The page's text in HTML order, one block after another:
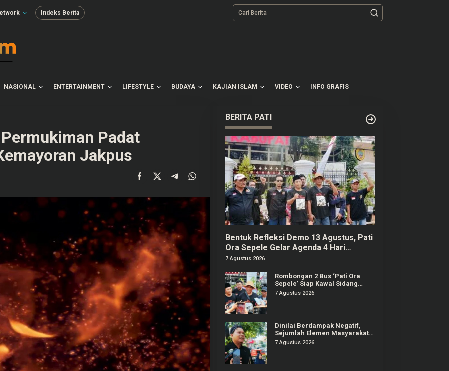
Indeks Berita
NASIONAL ENTERTAINMENT LIFESTYLE BUDAYA KAJIAN ISLAM VIDEO INFO GRAFIS
Padat
Jakpus
BERITA PATI
Bentuk Refleksi Demo 13 Agustus, Pati
Ora Sepele Gelar Agenda 4 Hari
Berturut-turut
7 Agustus 2026
Rombongan 2 Bus ‘Pati Ora
Sepele’ Siap Kawal Sidang
Sudewo Senin Mendatang
7 Agustus 2026
Dinilai Berdampak Negatif,
Sejumlah Elemen Masyarakat
Tayu Tolak Sound Horeg
7 Agustus 2026